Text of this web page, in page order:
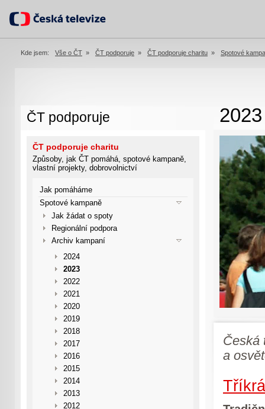
Kde jsem: Vše o ČT » ČT podporuje » ČT podporuje charitu » Spotové
ČT podporuje
ČT podporuje charitu
Způsoby, jak ČT pomáhá, spotové kampaně,
vlastní projekty, dobrovolnictví
Jak pomáháme
Spotové kampaně
Jak žádat o spoty
Regionální podpora
Archiv kampaní
2024
2023
2022
2021
2020
2019
2018
2017
2016
2015
2014
2013
2012
2023
Česká
a